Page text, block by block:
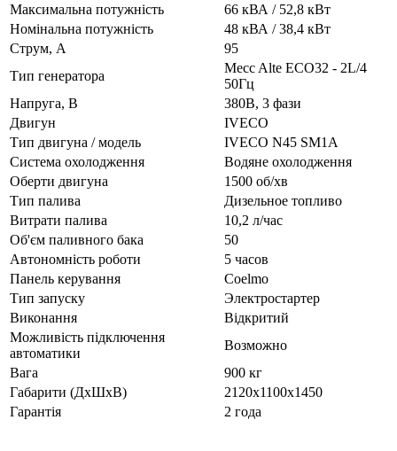
Максимальна потужність
66 кВА / 52,8 кВт
Номінальна потужність
48 кВА / 38,4 кВт
Струм, А
95
Тип генератора
Mecc Alte ECO32 - 2L/4
50Гц
Напруга, В
380В, 3 фази
Двигун
IVECO
Тип двигуна / модель
IVECO N45 SM1A
Система охолодження
Водяне охолодження
Оберти двигуна
1500 об/хв
Тип палива
Дизельное топливо
Витрати палива
10,2 л/час
Об'єм паливного бака
50
Автономність роботи
5 часов
Панель керування
Coelmo
Тип запуску
Электростартер
Виконання
Відкритий
Можливість підключення
автоматики
Возможно
Вага
900 кг
Габарити (ДхШхВ)
2120x1100x1450
Гарантія
2 года